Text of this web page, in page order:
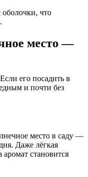
что
место —
его посадить в
и почти без
место в саду —
Даже лёгкая
становится